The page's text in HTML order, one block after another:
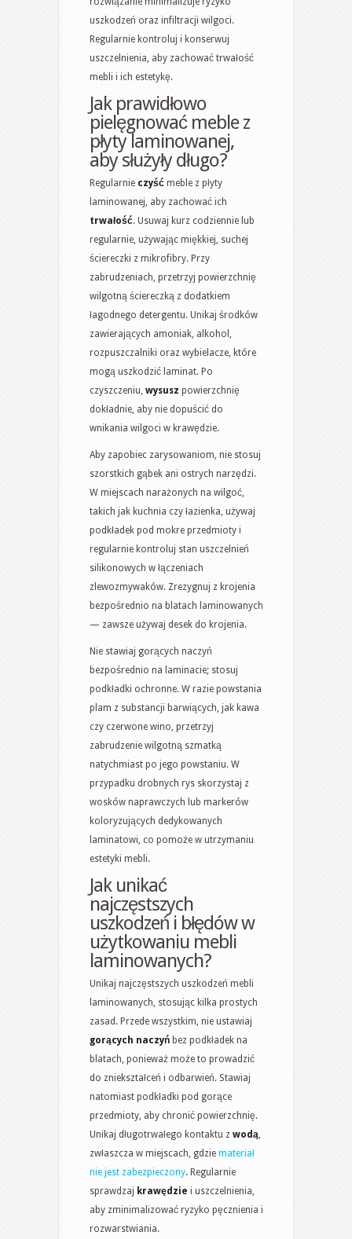
uszkodzeń oraz infiltracji wilgoci.
Regularnie kontroluj i konserwuj
uszczelnienia, aby zachować trwałość
mebli i ich estetykę.
Jak prawidłowo
pielęgnować meble z
płyty laminowanej,
aby służyły długo?
Regularnie czyść meble z płyty
laminowanej, aby zachować ich
trwałość. Usuwaj kurz codziennie lub
regularnie, używając miękkiej, suchej
ściereczki z mikrofibry. Przy
zabrudzeniach, przetrzyj powierzchnię
wilgotną ściereczką z dodatkiem
łagodnego detergentu. Unikaj środków
zawierających amoniak, alkohol,
rozpuszczalniki oraz wybielacze, które
mogą uszkodzić laminat. Po
czyszczeniu, wysusz powierzchnię
dokładnie, aby nie dopuścić do
wnikania wilgoci w krawędzie.
Aby zapobiec zarysowaniom, nie stosuj
szorstkich gąbek ani ostrych narzędzi.
W miejscach narażonych na wilgoć,
takich jak kuchnia czy łazienka, używaj
podkładek pod mokre przedmioty i
regularnie kontroluj stan uszczelnień
silikonowych w łączeniach
zlewozmywaków. Zrezygnuj z krojenia
bezpośrednio na blatach laminowanych
— zawsze używaj desek do krojenia.
Nie stawiaj gorących naczyń
bezpośrednio na laminacie; stosuj
podkładki ochronne. W razie powstania
plam z substancji barwiących, jak kawa
czy czerwone wino, przetrzyj
zabrudzenie wilgotną szmatką
natychmiast po jego powstaniu. W
przypadku drobnych rys skorzystaj z
wosków naprawczych lub markerów
koloryzujących dedykowanych
laminatowi, co pomoże w utrzymaniu
estetyki mebli.
Jak unikać
najczęstszych
uszkodzeń i błędów w
użytkowaniu mebli
laminowanych?
Unikaj najczęstszych uszkodzeń mebli
laminowanych, stosując kilka prostych
zasad. Przede wszystkim, nie ustawiaj
gorących naczyń bez podkładek na
blatach, ponieważ może to prowadzić
do zniekształceń i odbarwień. Stawiaj
natomiast podkładki pod gorące
przedmioty, aby chronić powierzchnię.
Unikaj długotrwałego kontaktu z wodą,
zwłaszcza w miejscach, gdzie materiał
nie jest zabezpieczony. Regularnie
sprawdzaj krawędzie i uszczelnienia,
aby zminimalizować ryzyko pęcznienia i
rozwarstwiania.